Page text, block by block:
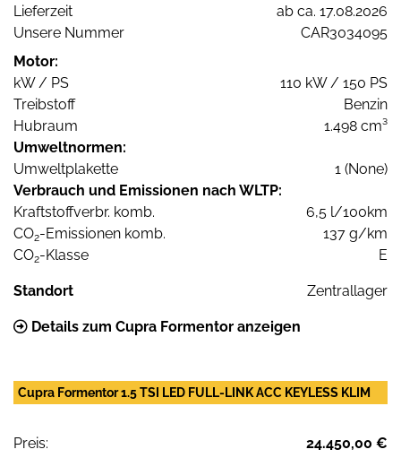
Lieferzeit
ab ca. 17.08.2026
Unsere Nummer
CAR3034095
Motor:
kW / PS
110 kW / 150 PS
Treibstoff
Benzin
Hubraum
1.498 cm³
Umweltnormen:
Umweltplakette
1 (None)
Verbrauch und Emissionen nach WLTP:
Kraftstoffverbr. komb.
6,5 l/100km
CO2-Emissionen komb.
137 g/km
CO2-Klasse E
Standort Zentrallager
Details zum Cupra Formentor anzeigen
Cupra Formentor 1.5 TSI LED FULL-LINK ACC KEYLESS KLIM
Preis:
24.450,00 €